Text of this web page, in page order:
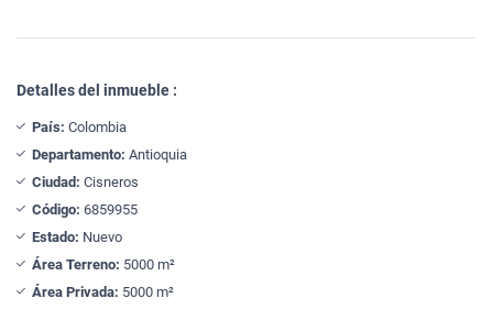
Detalles del inmueble :
País: Colombia
Departamento: Antioquia
Ciudad: Cisneros
Código: 6859955
Estado: Nuevo
Área Terreno: 5000 m²
Área Privada: 5000 m²